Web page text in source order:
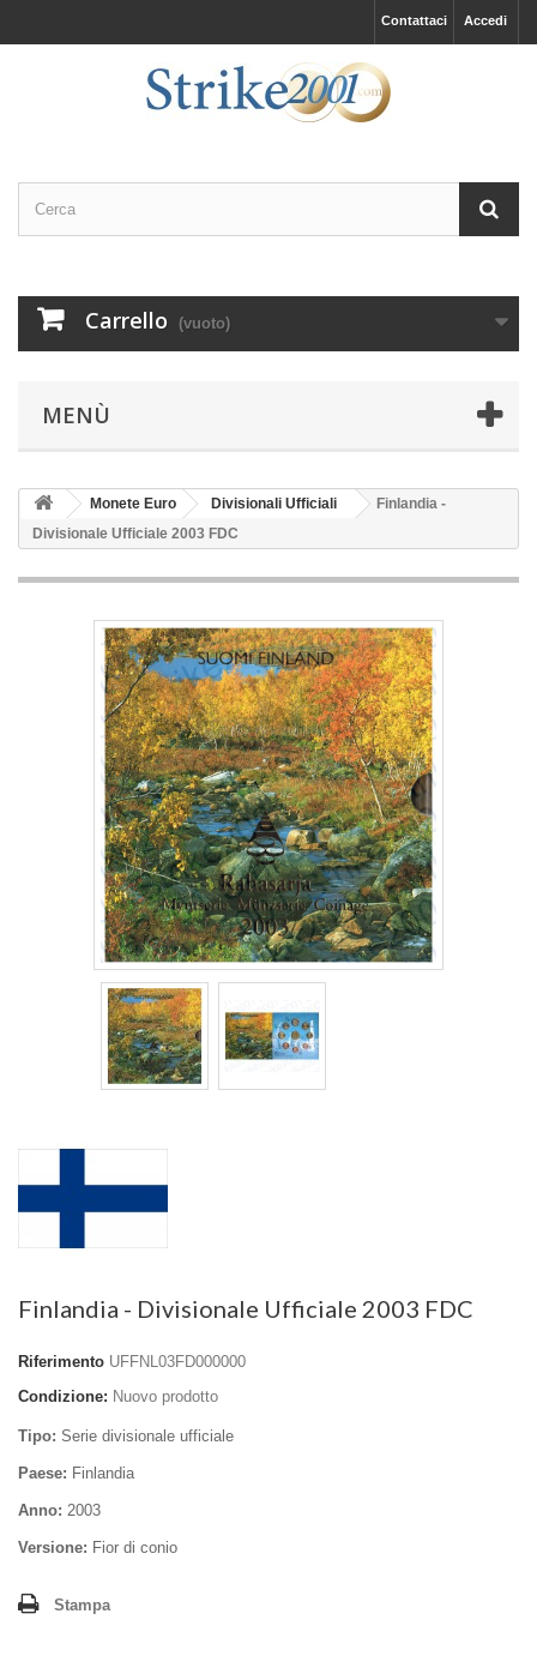
Accedi
Contattaci
Carrello (vuoto)
MENÙ
Monete Euro Divisionali Ufficiali
Finlandia -
Divisionale Ufficiale 2003 FDC
Finlandia - Divisionale Ufficiale 2003 FDC
Riferimento UFFNL03FD000000
Condizione: Nuovo prodotto
Tipo: Serie divisionale ufficiale
Paese: Finlandia
Anno: 2003
Versione: Fior di conio
Stampa